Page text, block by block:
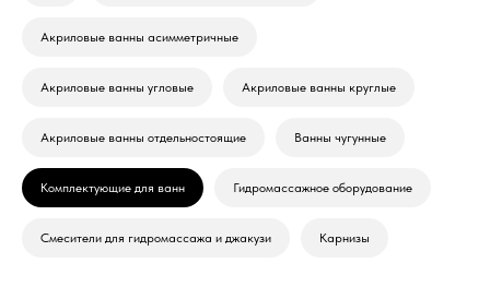
Акриловые ванны асимметричные
Акриловые ванны угловые Акриловые ванны круглые
Акриловые ванны отдельностоящие Ванны чугунные
Комплектующие для ванн Гидромассажное оборудование
Смесители для гидромассажа и джакузи Карнизы